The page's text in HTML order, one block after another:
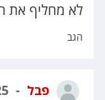
לא מחליף את
הגב
פבל